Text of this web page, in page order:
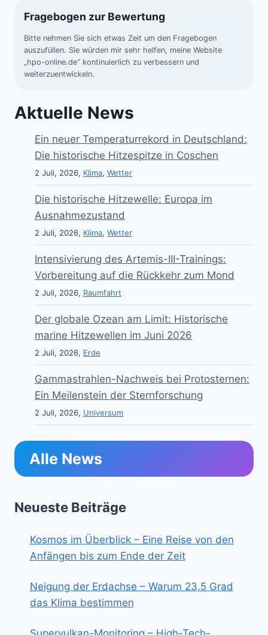
Fragebogen zur Bewertung
Bitte nehmen Sie sich etwas Zeit um den Fragebogen
auszufüllen. Sie würden mir sehr helfen, meine Website
„hpo-online.de“ kontinuierlich zu verbessern und
weiterzuentwickeln.
Aktuelle News
Ein neuer Temperaturrekord in Deutschland:
Die historische Hitzespitze in Coschen
2 Juli, 2026, Klima, Wetter
Die historische Hitzewelle: Europa im
Ausnahmezustand
2 Juli, 2026, Klima, Wetter
Intensivierung des Artemis-III-Trainings:
Vorbereitung auf die Rückkehr zum Mond
2 Juli, 2026, Raumfahrt
Der globale Ozean am Limit: Historische
marine Hitzewellen im Juni 2026
2 Juli, 2026, Erde
Gammastrahlen-Nachweis bei Protosternen:
Ein Meilenstein der Sternforschung
2 Juli, 2026, Universum
Alle News
Neueste Beiträge
Kosmos im Überblick – Eine Reise von den
Anfängen bis zum Ende der Zeit
Neigung der Erdachse – Warum 23,5 Grad
das Klima bestimmen